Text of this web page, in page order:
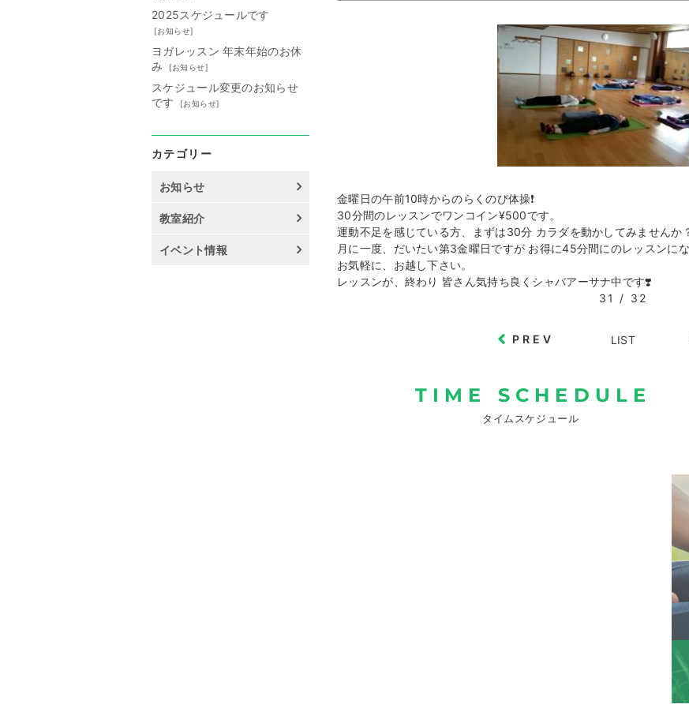
金曜日の午前10時からのらくのび体操❗️
30分間のレッスンでワンコイン¥500です。
運動不足を感じている方、まずは30分 カラダを動かしてみませんか
月に一度、だいたい第3金曜日ですが お得に45分間にのレッスンに
お気軽に、お越し下さい。
レッスンが、終わり 皆さん気持ち良くシャバアーサナ中です❣️
31 / 32
PREV LIST
2025スケジュールです
[お知らせ]
ヨガレッスン 年末年始のお休
み
[お知らせ]
スケジュール変更のお知らせ
です
[お知らせ]
カテゴリー
お知らせ
教室紹介
イベント情報
TIME SCHEDULE
タイムスケジュール